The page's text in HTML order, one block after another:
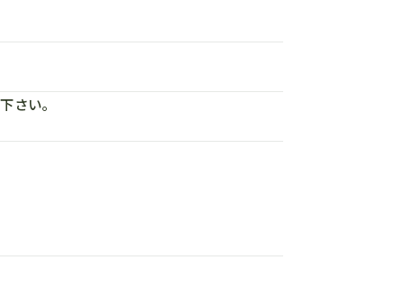
さい。